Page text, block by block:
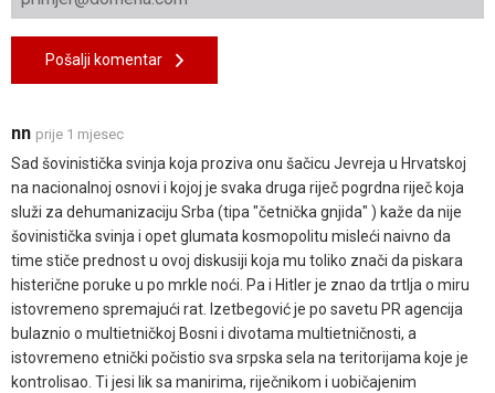
Pošalji komentar
nn prije 1 mjesec
Sad šovinistička svinja koja proziva onu šačicu Jevreja u Hrvatskoj
na nacionalnoj osnovi i kojoj je svaka druga riječ pogrdna riječ koja
služi za dehumanizaciju Srba (tipa "četnička gnjida" ) kaže da nije
šovinistička svinja i opet glumata kosmopolitu misleći naivno da
time stiče prednost u ovoj diskusiji koja mu toliko znači da piskara
histerične poruke u po mrkle noći. Pa i Hitler je znao da trtlja o miru
istovremeno spremajući rat. Izetbegović je po savetu PR agencija
bulaznio o multietničkoj Bosni i divotama multietničnosti, a
istovremeno etnički počistio sva srpska sela na teritorijama koje je
kontrolisao. Ti jesi lik sa manirima, riječnikom i uobičajenim